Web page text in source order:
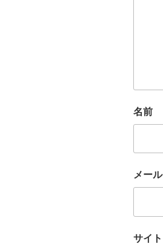
名前
メール
サイト